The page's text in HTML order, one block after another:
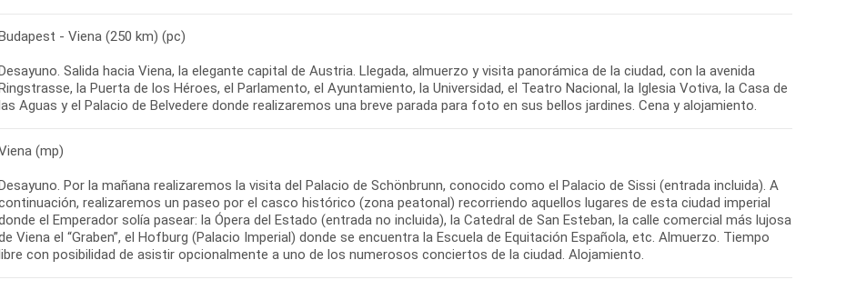
- Viena (250 km) (pc)
Salida hacia Viena, la elegante capital de Austria. Llegada, almuerzo y visita panorámica de la ciudad, con la avenida
la Puerta de los Héroes, el Parlamento, el Ayuntamiento, la Universidad, el Teatro Nacional, la Iglesia Votiva, la Casa de
Aguas y el Palacio de Belvedere donde realizaremos una breve parada para foto en sus bellos jardines. Cena y alojamiento.
(mp)
Por la mañana realizaremos la visita del Palacio de Schönbrunn, conocido como el Palacio de Sissi (entrada incluida). A
realizaremos un paseo por el casco histórico (zona peatonal) recorriendo aquellos lugares de esta ciudad imperial
el Emperador solía pasear: la Ópera del Estado (entrada no incluida), la Catedral de San Esteban, la calle comercial más lujosa
Viena el “Graben”, el Hofburg (Palacio Imperial) donde se encuentra la Escuela de Equitación Española, etc. Almuerzo. Tiempo
con posibilidad de asistir opcionalmente a uno de los numerosos conciertos de la ciudad. Alojamiento.